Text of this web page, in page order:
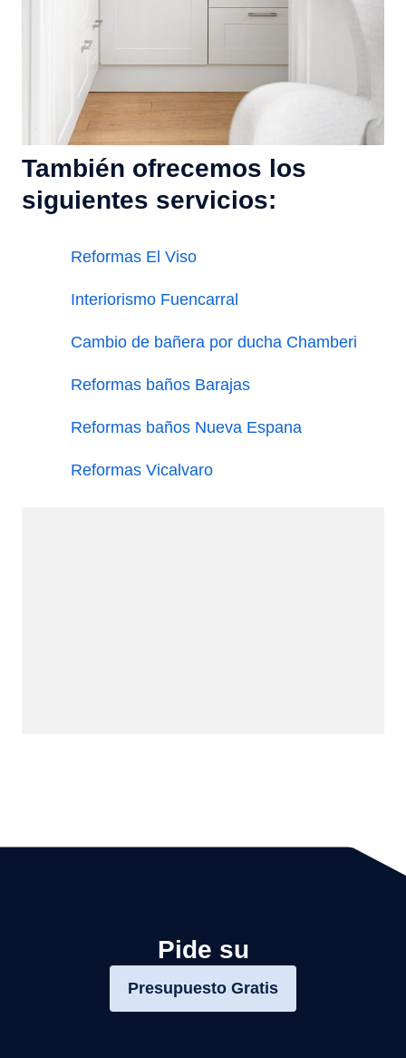
También ofrecemos los
siguientes servicios:
Reformas El Viso
Interiorismo Fuencarral
Cambio de bañera por ducha Chamberi
Reformas baños Barajas
Reformas baños Nueva Espana
Reformas Vicalvaro
Pide su
Presupuesto Gratis